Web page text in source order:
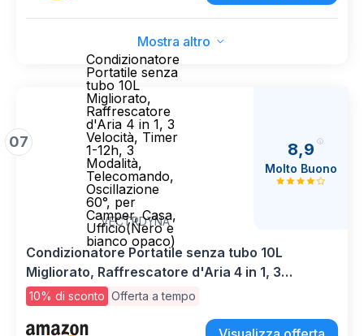
Mostra altro
07
Condizionatore
Portatile senza
tubo 10L
Migliorato,
Raffrescatore
d'Aria 4 in 1, 3
Velocità, Timer
1-12h, 3
Modalità,
Telecomando,
Oscillazione
60°, per
Camper, Casa,
Ufficio(Nero e
bianco opaco)
VECTRDYNA
8,9
Molto Buono
Condizionatore Portatile senza tubo 10L
Migliorato, Raffrescatore d'Aria 4 in 1, 3
Velocità, Timer 1-12h, 3 Modalità, Telecomando,
Oscillazione 60°, per Camper, Casa,
Ufficio(Nero e bianco opaco)
10% di sconto Offerta a tempo